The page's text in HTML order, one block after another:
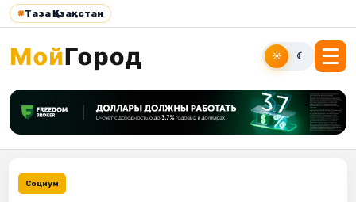
#Таза Қазақстан
☀ ☾
Социум